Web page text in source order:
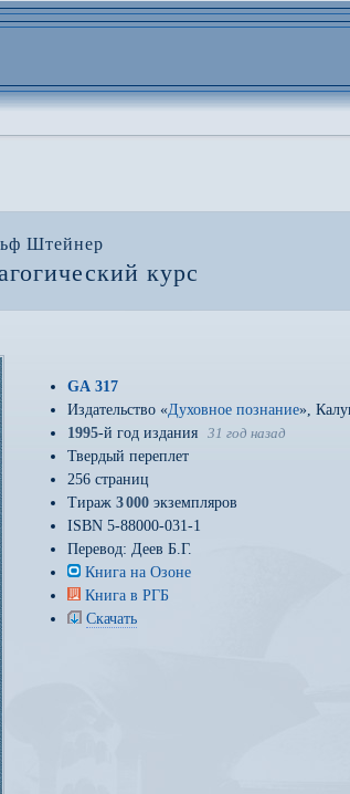
Штейнер
курс
GA 317
Издательство «Духовное познание»,
1995-й год издания 31 год назад
Твердый переплет
256 страниц
Тираж 3000 экземпляров
ISBN 5-88000-031-1
Перевод: Деев Б.Г.
Книга на Озоне
Книга в РГБ
Скачать